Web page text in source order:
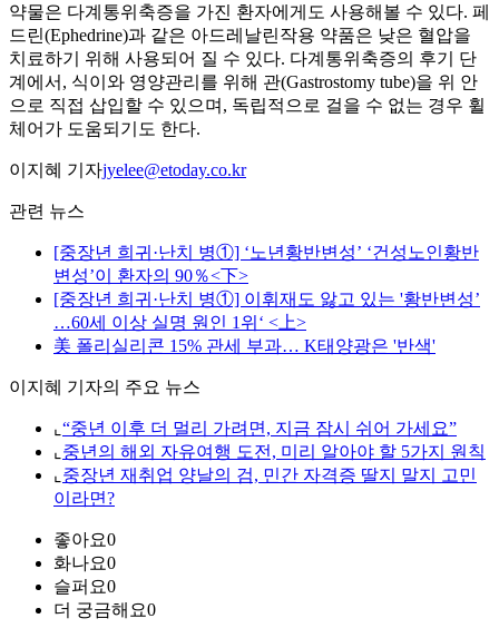
약물은 다계통위축증을 가진 환자에게도 사용해볼 수 있다. 페
드린(Ephedrine)과 같은 아드레날린작용 약품은 낮은 혈압을
치료하기 위해 사용되어 질 수 있다. 다계통위축증의 후기 단
계에서, 식이와 영양관리를 위해 관(Gastrostomy tube)을 위 안
으로 직접 삽입할 수 있으며, 독립적으로 걸을 수 없는 경우 휠
체어가 도움되기도 한다.
이지혜 기자jyelee@etoday.co.kr
관련 뉴스
[중장년 희귀·난치 병①] ‘노년황반변성’ ‘건성노인황반
변성’이 환자의 90％<下>
[중장년 희귀·난치 병①] 이휘재도 앓고 있는 '황반변성’
…60세 이상 실명 원인 1위‘ <上>
美 폴리실리콘 15% 관세 부과… K태양광은 '반색'
이지혜 기자의 주요 뉴스
⌞ “중년 이후 더 멀리 가려면, 지금 잠시 쉬어 가세요”
⌞ 중년의 해외 자유여행 도전, 미리 알아야 할 5가지 원칙
⌞ 중장년 재취업 양날의 검, 민간 자격증 딸지 말지 고민
이라면?
좋아요0
화나요0
슬퍼요0
더 궁금해요0